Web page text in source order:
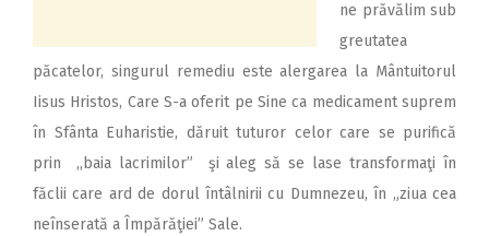
ne prăvălim sub
greutatea
păcatelor, singurul remediu este alergarea la Mântuitorul
Iisus Hristos, Care S-a oferit pe Sine ca medicament suprem
în Sfânta Euharistie, dăruit tuturor celor care se purifică
prin ,,baia lacrimilor” şi aleg să se lase transformaţi în
făclii care ard de dorul întâlnirii cu Dumnezeu, în „ziua cea
neînserată a Împărăţiei” Sale.